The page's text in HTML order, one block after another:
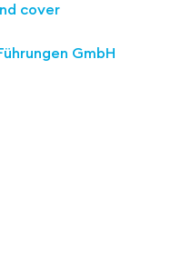
GmbH